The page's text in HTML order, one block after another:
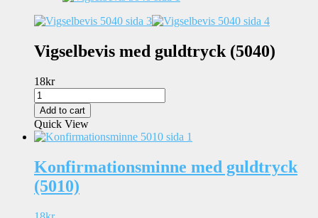
Vigselbevis med guldtryck (5040)
18kr
Vigselbevis
med
guldtryck
(5040)
quantity
Add to cart
Quick View
Konfirmationsminne med guldtryck
(5010)